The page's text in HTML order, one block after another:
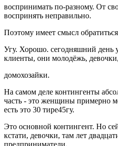
воспринимать по-разному. От
воспринять неправильно.
Поэтому имеет смысл
Угу. Хорошо. сегодняшний день
клиенты, они молодёжь,
домохозайки.
На самом деле контингенты
часть - это женщины примерно
есть это 30 тире45гу.
Это основной контингент. Но
кстати, девочки, там лет